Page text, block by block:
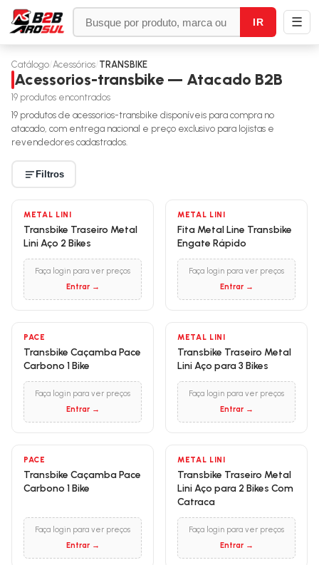
IR ☰
Catálogo Acessórios TRANSBIKE
Acessorios-transbike — Atacado B2B
19 produtos encontrados
19 produtos de acessorios-transbike disponíveis para compra no
atacado, com entrega nacional e preço exclusivo para lojistas e
revendedores cadastrados.
Filtros
METAL LINI
Transbike Traseiro Metal
Lini Aço 2 Bikes
Faça login para ver preços
Entrar →
METAL LINI
Fita Metal Line Transbike
Engate Rápido
Faça login para ver preços
Entrar →
PACE
Transbike Caçamba Pace
Carbono 1 Bike
Faça login para ver preços
Entrar →
METAL LINI
Transbike Traseiro Metal
Lini Aço para 3 Bikes
Faça login para ver preços
Entrar →
PACE
Transbike Caçamba Pace
Carbono 1 Bike
Faça login para ver preços
Entrar →
METAL LINI
Transbike Traseiro Metal
Lini Aço para 2 Bikes Com
Catraca
Faça login para ver preços
Entrar →